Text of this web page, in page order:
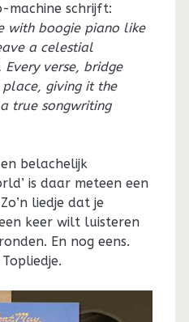
machine schrijft:
with boogie piano like
a celestial
verse, bridge
giving it the
true songwriting
belachelijk
is daar meteen een
liedje dat je
keer wilt luisteren
En nog eens.